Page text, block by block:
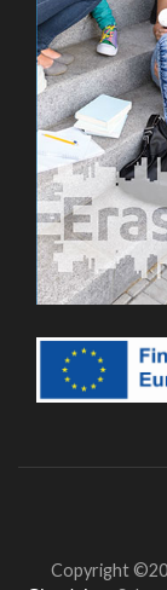
Copyright